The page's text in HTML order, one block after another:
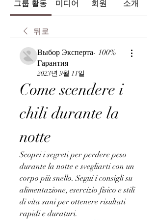
그룹 활동 미디어 회원 소개
뒤로
Выбор Эксперта- 100%
Гарантия
2023년 9월 11일
Come scendere i
chili durante la
notte
Scopri i segreti per perdere peso
durante la notte e svegliarti con un
corpo più snello. Segui i consigli su
alimentazione, esercizio fisico e stili
di vita sani per ottenere risultati
rapidi e duraturi.